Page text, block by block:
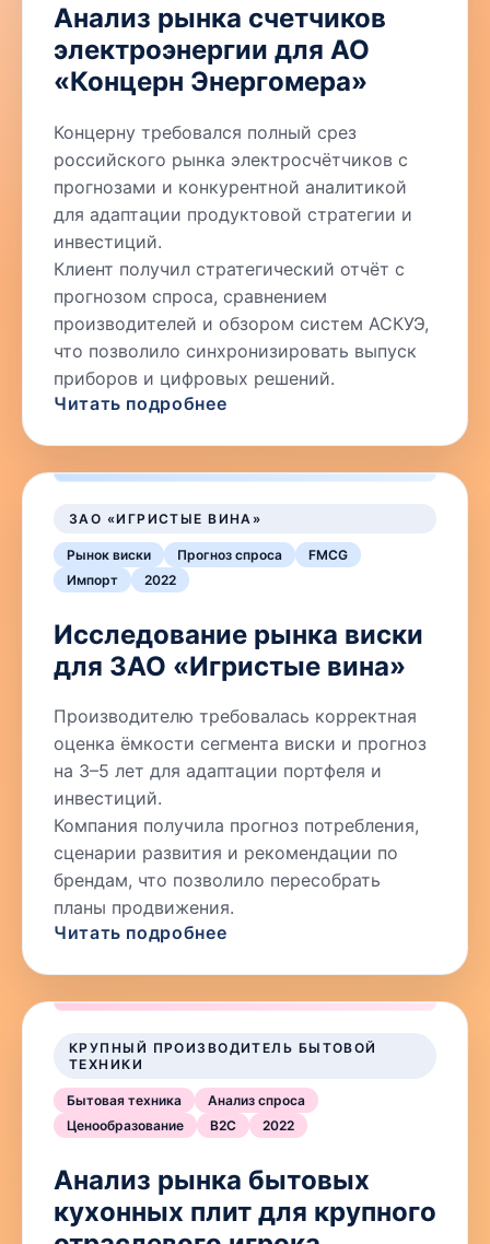
Анализ рынка счетчиков
электроэнергии для АО
«Концерн Энергомера»
Концерну требовался полный срез
российского рынка электросчётчиков с
прогнозами и конкурентной аналитикой
для адаптации продуктовой стратегии и
инвестиций.
Клиент получил стратегический отчёт с
прогнозом спроса, сравнением
производителей и обзором систем АСКУЭ,
что позволило синхронизировать выпуск
приборов и цифровых решений.
Читать подробнее
ЗАО «ИГРИСТЫЕ ВИНА»
Рынок виски Прогноз спроса
FMCG
Импорт
2022
Исследование рынка виски
для ЗАО «Игристые вина»
Производителю требовалась корректная
оценка ёмкости сегмента виски и прогноз
на 3–5 лет для адаптации портфеля и
инвестиций.
Компания получила прогноз потребления,
сценарии развития и рекомендации по
брендам, что позволило пересобрать
планы продвижения.
Читать подробнее
КРУПНЫЙ ПРОИЗВОДИТЕЛЬ БЫТОВОЙ
ТЕХНИКИ
Бытовая техника
Анализ спроса
Ценообразование
B2C 2022
Анализ рынка бытовых
кухонных плит для крупного